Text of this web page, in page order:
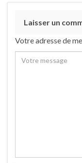
Laisser un
Votre adresse de